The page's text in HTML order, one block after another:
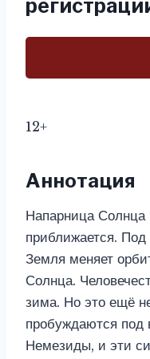
12+
Аннотация
Напарница Солнца
приближается.
Земля меняет
Солнца.
зима. Но это ещё
пробуждаются
Немезиды, и эти